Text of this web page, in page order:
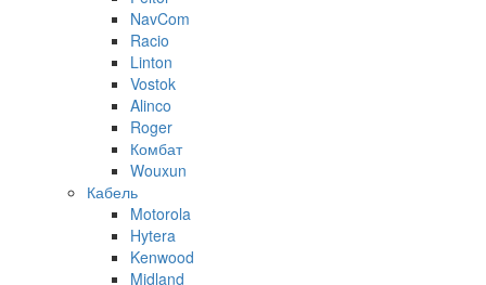
NavCom
Racio
Linton
Vostok
Alinco
Roger
Комбат
Wouxun
Кабель
Motorola
Hytera
Kenwood
Midland